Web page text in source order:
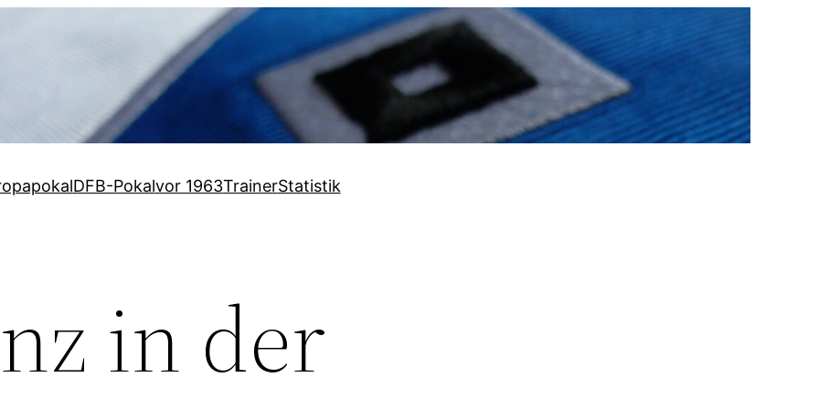
DFB-Pokalvor 1963TrainerStatistik
in der